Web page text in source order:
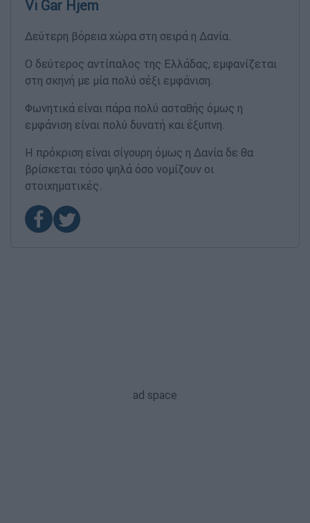
Vi Gar Hjem
Δεύτερη βόρεια χώρα στη σειρά η Δανία.
Ο δεύτερος αντίπαλος της Ελλάδας, εμφανίζεται
στη σκηνή με μία πολύ σέξι εμφάνιση.
Φωνητικά είναι πάρα πολύ ασταθής όμως η
εμφάνιση είναι πολύ δυνατή και έξυπνη.
Η πρόκριση είναι σίγουρη όμως η Δανία δε θα
βρίσκεται τόσο ψηλά όσο νομίζουν οι
στοιχηματικές.